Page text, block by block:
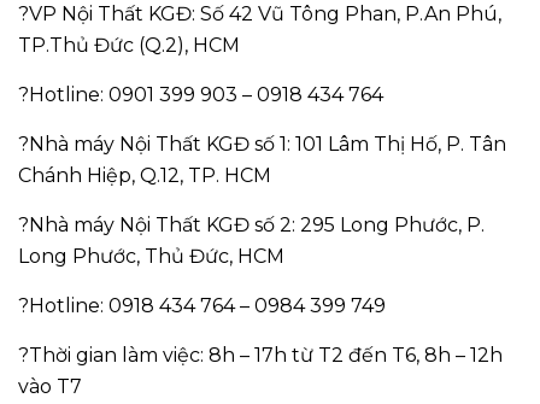
?VP Nội Thất KGĐ: Số 42 Vũ Tông Phan, P.An Phú,
TP.Thủ Đức (Q.2), HCM
?Hotline: 0901 399 903 – 0918 434 764
?Nhà máy Nội Thất KGĐ số 1: 101 Lâm Thị Hố, P. Tân
Chánh Hiệp, Q.12, TP. HCM
?Nhà máy Nội Thất KGĐ số 2: 295 Long Phước, P.
Long Phước, Thủ Đức, HCM
?Hotline: 0918 434 764 – 0984 399 749
?Thời gian làm việc: 8h – 17h từ T2 đến T6, 8h – 12h
vào T7